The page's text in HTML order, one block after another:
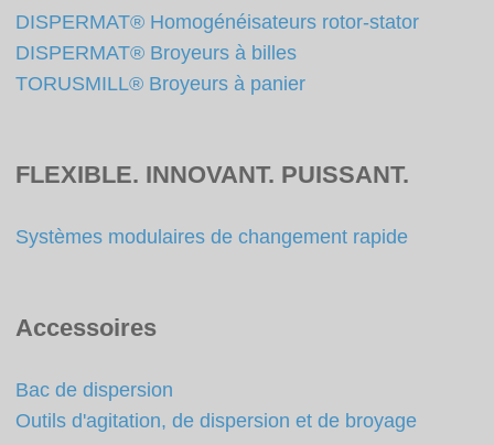
DISPERMAT® Homogénéisateurs rotor-stator
DISPERMAT® Broyeurs à billes
TORUSMILL® Broyeurs à panier
FLEXIBLE. INNOVANT. PUISSANT.
Systèmes modulaires de changement rapide
Accessoires
Bac de dispersion
Outils d'agitation, de dispersion et de broyage